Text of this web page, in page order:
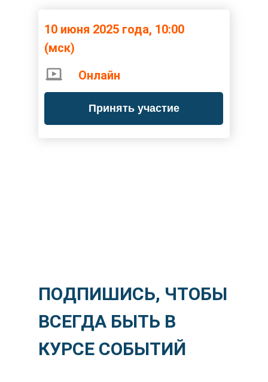
10 июня 2025 года, 10:00
(мск)
Онлайн
Принять участие
ПОДПИШИСЬ, ЧТОБЫ
ВСЕГДА БЫТЬ В
КУРСЕ СОБЫТИЙ